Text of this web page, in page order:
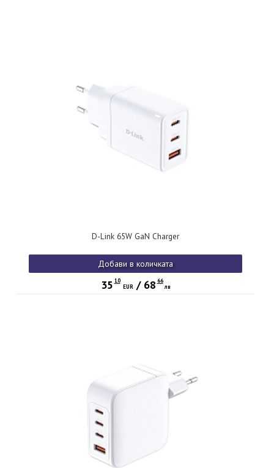
D-Link 65W GaN Charger
Добави в количката
35 10
EUR/ 68 66
лв